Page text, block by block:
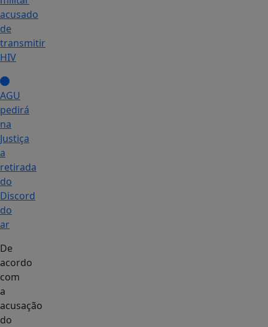
acusado
de
transmitir
HIV
AGU
pedirá
na
Justiça
a
retirada
do
Discord
do
ar
De
acordo
com
a
acusação
do